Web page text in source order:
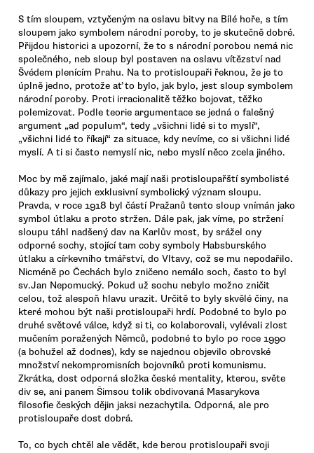
S tím sloupem, vztyčeným na oslavu bitvy na Bílé hoře, s tím
sloupem jako symbolem národní poroby, to je skutečně dobré.
Přijdou historici a upozorní, že to s národní porobou nemá nic
společného, neb sloup byl postaven na oslavu vítězství nad
Švédem plenícím Prahu. Na to protisloupaři řeknou, že je to
úplně jedno, protože ať to bylo, jak bylo, jest sloup symbolem
národní poroby. Proti irracionalitě těžko bojovat, těžko
polemizovat. Podle teorie argumentace se jedná o falešný
argument „ad populum“, tedy „všichni lidé si to myslí“,
„všichni lidé to říkají“ za situace, kdy nevíme, co si všichni lidé
myslí. A ti si často nemyslí nic, nebo myslí něco zcela jiného.
Moc by mě zajímalo, jaké mají naši protisloupařští symbolisté
důkazy pro jejich exklusivní symbolický význam sloupu.
Pravda, v roce 1918 byl částí Pražanů tento sloup vnímán jako
symbol útlaku a proto stržen. Dále pak, jak víme, po stržení
sloupu táhl nadšený dav na Karlův most, by srážel ony
odporné sochy, stojící tam coby symboly Habsburského
útlaku a církevního tmářství, do Vltavy, což se mu nepodařilo.
Nicméně po Čechách bylo zničeno nemálo soch, často to byl
sv.Jan Nepomucký. Pokud už sochu nebylo možno zničit
celou, tož alespoň hlavu urazit. Určitě to byly skvělé činy, na
které mohou být naši protisloupaři hrdí. Podobné to bylo po
druhé světové válce, když si ti, co kolaborovali, vylévali zlost
mučením poražených Němců, podobné to bylo po roce 1990
(a bohužel až dodnes), kdy se najednou objevilo obrovské
množství nekompromisních bojovníků proti komunismu.
Zkrátka, dost odporná složka české mentality, kterou, světe
div se, ani panem Šimsou tolik obdivovaná Masarykova
filosofie českých dějin jaksi nezachytila. Odporná, ale pro
protisloupaře dost dobrá.
To, co bych chtěl ale vědět, kde berou protisloupaři svoji